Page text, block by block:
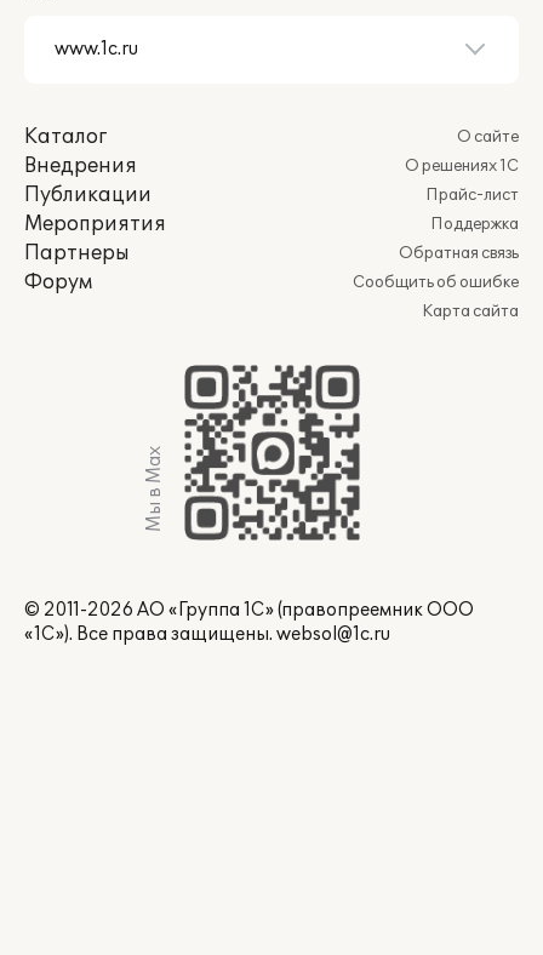
Каталог
Внедрения
Публикации
Мероприятия
Партнеры
Форум
О сайте
О решениях 1С
Прайс-лист
Поддержка
Обратная связь
Сообщить об ошибке
Карта сайта
Мы в Max
© 2011-2026 АО «Группа 1С» (правопреемник ООО
«1С»). Все права защищены. websol@1c.ru